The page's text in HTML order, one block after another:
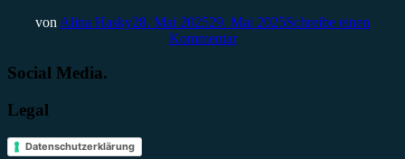
von Alina Hasky28. Mai 202529. Mai 2025Schreibe einen
Kommentar
Social Media.
Legal
Datenschutzerklärung